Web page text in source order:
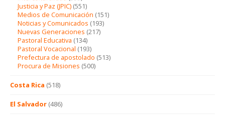
Justicia y Paz (JPIC) (551)
Medios de Comunicación (151)
Noticias y Comunicados (193)
Nuevas Generaciones (217)
Pastoral Educativa (134)
Pastoral Vocacional (193)
Prefectura de apostolado (513)
Procura de Misiones (500)
Costa Rica (518)
El Salvador (486)